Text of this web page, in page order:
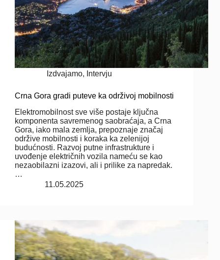
Izdvajamo, Intervju
Crna Gora gradi puteve ka održivoj mobilnosti
Elektromobilnost sve više postaje ključna
komponenta savremenog saobraćaja, a Crna
Gora, iako mala zemlja, prepoznaje značaj
održive mobilnosti i koraka ka zelenijoj
budućnosti. Razvoj putne infrastrukture i
uvođenje električnih vozila nameću se kao
nezaobilazni izazovi, ali i prilike za napredak.
…
11.05.2025